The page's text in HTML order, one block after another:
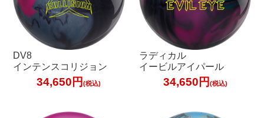
DV8
インテンスコリジョン
34,650円(税込)
ラディカル
イービルアイパール
34,650円 (税込)